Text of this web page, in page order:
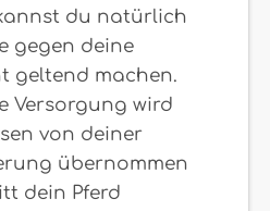
du natürlich
gegen deine
geltend machen.
Versorgung wird
von deiner
übernommen
dein Pferd